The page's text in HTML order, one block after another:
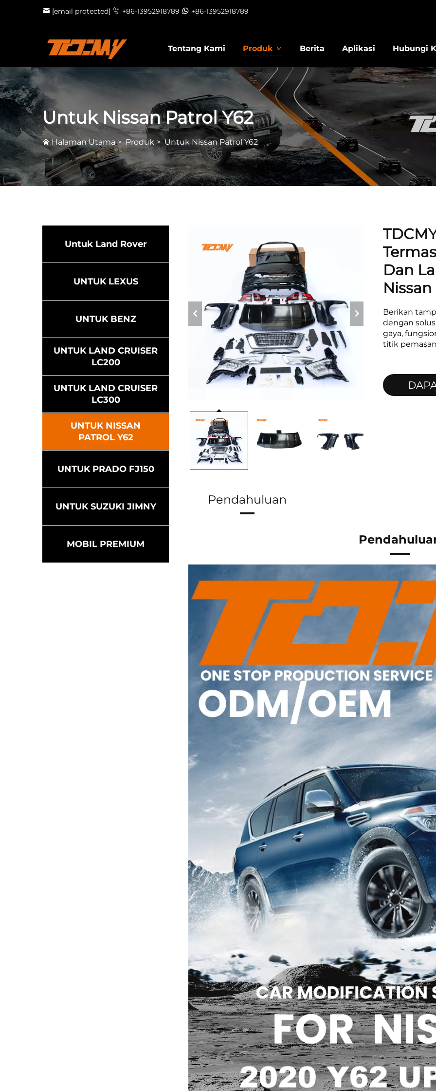
[email protected] +86-13952918789 +86-13952918789
Tentang Kami Produk Berita Aplikasi Hubungi
Untuk Nissan Patrol Y62
Halaman Utama>Produk >Untuk Nissan Patrol Y62
Untuk Land Rover
UNTUK LEXUS
UNTUK BENZ
UNTUK LAND CRUISER
LC200
UNTUK LAND CRUISER
LC300
UNTUK NISSAN
PATROL Y62
UNTUK PRADO FJ150
UNTUK SUZUKI JIMNY
MOBIL PREMIUM
Dan
Berikan
dengan
gaya,
titik
Pendahuluan